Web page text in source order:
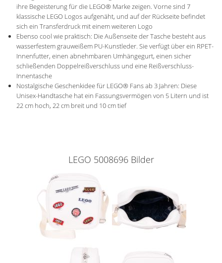
ihre Begeisterung für die LEGO® Marke zeigen. Vorne sind 7
klassische LEGO Logos aufgenäht, und auf der Rückseite befindet
sich ein Transferdruck mit einem weiteren Logo
Ebenso cool wie praktisch: Die Außenseite der Tasche besteht aus
wasserfestem grauweißem PU-Kunstleder. Sie verfügt über ein RPET-
Innenfutter, einen abnehmbaren Umhängegurt, einen sicher
schließenden Doppelreißverschluss und eine Reißverschluss-
Innentasche
Nostalgische Geschenkidee für LEGO® Fans ab 3 Jahren: Diese
Unisex-Handtasche hat ein Fassungsvermögen von 5 Litern und ist
22 cm hoch, 22 cm breit und 10 cm tief
LEGO 5008696 Bilder